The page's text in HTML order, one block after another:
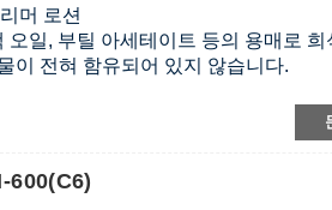
머 로션
오일, 부틸 아세테이트 등의 용매로 희
이 전혀 함유되어 있지 않습니다.
600(C6)